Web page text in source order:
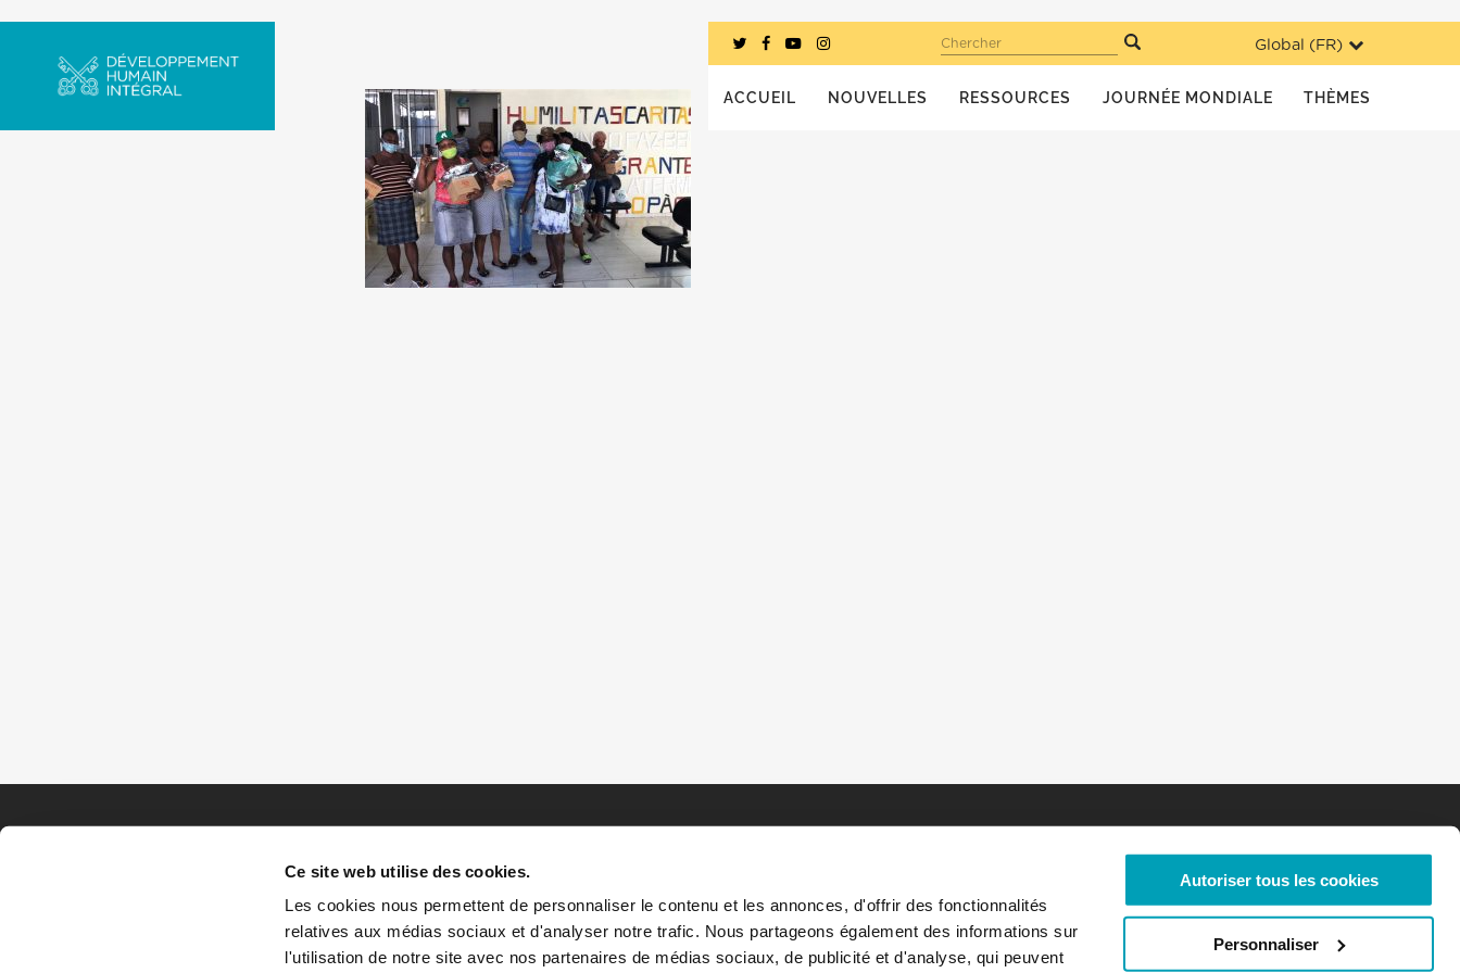
Ce site web utilise des cookies.
Les cookies nous permettent de personnaliser le contenu et les annonces, d'offrir des fonctionnalités
relatives aux médias sociaux et d'analyser notre trafic. Nous partageons également des informations sur
l'utilisation de notre site avec nos partenaires de médias sociaux, de publicité et d'analyse, qui peuvent
Autoriser tous les cookies
Personnaliser
Global (FR)
Chercher
ACCUEIL NOUVELLES RESSOURCES JOURNÉE MONDIALE THÈMES
HOME HISTOIRES RESSOURCES